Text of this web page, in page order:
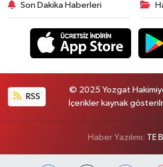
Son Dakika Haberleri
RSS
© 2025 Yozgat
İçerikler kaynak
Haber Yazılımı: TE